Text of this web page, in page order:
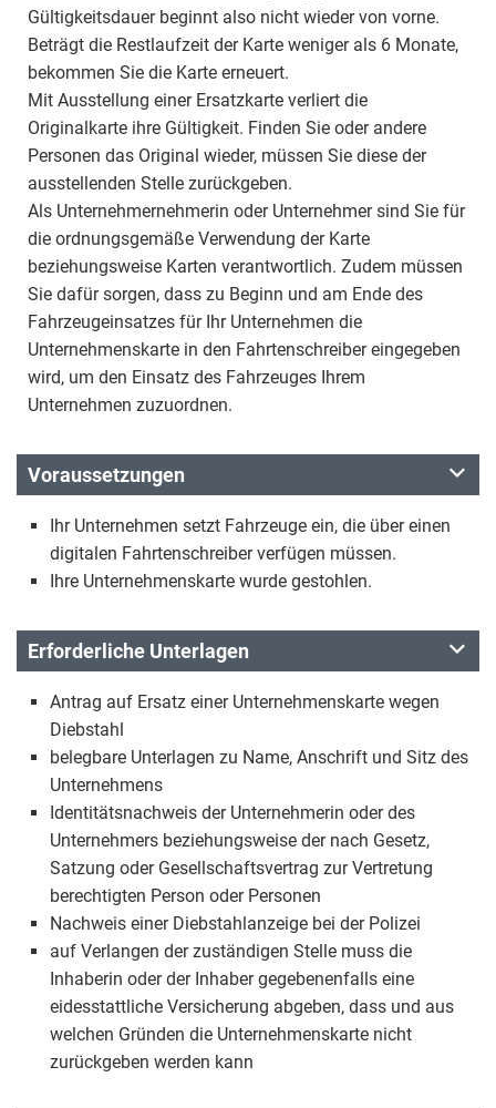
Gültigkeitsdauer beginnt also nicht wieder von vorne.
Beträgt die Restlaufzeit der Karte weniger als 6 Monate,
bekommen Sie die Karte erneuert.
Mit Ausstellung einer Ersatzkarte verliert die
Originalkarte ihre Gültigkeit. Finden Sie oder andere
Personen das Original wieder, müssen Sie diese der
ausstellenden Stelle zurückgeben.
Als Unternehmernehmerin oder Unternehmer sind Sie für
die ordnungsgemäße Verwendung der Karte
beziehungsweise Karten verantwortlich. Zudem müssen
Sie dafür sorgen, dass zu Beginn und am Ende des
Fahrzeugeinsatzes für Ihr Unternehmen die
Unternehmenskarte in den Fahrtenschreiber eingegeben
wird, um den Einsatz des Fahrzeuges Ihrem
Unternehmen zuzuordnen.
Voraussetzungen
Ihr Unternehmen setzt Fahrzeuge ein, die über einen
digitalen Fahrtenschreiber verfügen müssen.
Ihre Unternehmenskarte wurde gestohlen.
Erforderliche Unterlagen
Antrag auf Ersatz einer Unternehmenskarte wegen
Diebstahl
belegbare Unterlagen zu Name, Anschrift und Sitz des
Unternehmens
Identitätsnachweis der Unternehmerin oder des
Unternehmers beziehungsweise der nach Gesetz,
Satzung oder Gesellschaftsvertrag zur Vertretung
berechtigten Person oder Personen
Nachweis einer Diebstahlanzeige bei der Polizei
auf Verlangen der zuständigen Stelle muss die
Inhaberin oder der Inhaber gegebenenfalls eine
eidesstattliche Versicherung abgeben, dass und aus
welchen Gründen die Unternehmenskarte nicht
zurückgeben werden kann